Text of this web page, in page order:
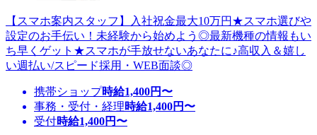
【スマホ案内スタッフ】入社祝金最大10万円★スマホ選びや
設定のお手伝い！未経験から始めよう◎最新機種の情報もい
ち早くゲット★スマホが手放せないあなたに♪高収入＆嬉し
い週払い/スピード採用・WEB面談◎
携帯ショップ時給1,400円〜
事務・受付・経理時給1,400円〜
受付時給1,400円〜